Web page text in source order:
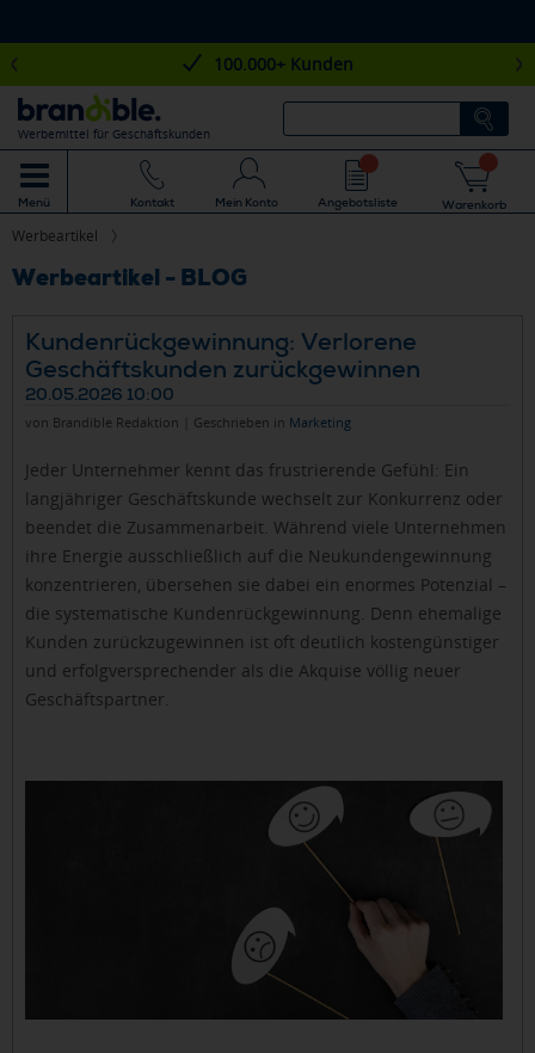
100.000+ Kunden
Werbemittel für Geschäftskunden
Menü Kontakt Mein Konto Angebotsliste Warenkorb
Werbeartikel
Werbeartikel - BLOG
Kundenrückgewinnung: Verlorene
Geschäftskunden zurückgewinnen
20.05.2026 10:00
von Brandible Redaktion | Geschrieben in Marketing
Jeder Unternehmer kennt das frustrierende Gefühl: Ein
langjähriger Geschäftskunde wechselt zur Konkurrenz oder
beendet die Zusammenarbeit. Während viele Unternehmen
ihre Energie ausschließlich auf die Neukundengewinnung
konzentrieren, übersehen sie dabei ein enormes Potenzial –
die systematische Kundenrückgewinnung. Denn ehemalige
Kunden zurückzugewinnen ist oft deutlich kostengünstiger
und erfolgversprechender als die Akquise völlig neuer
Geschäftspartner.